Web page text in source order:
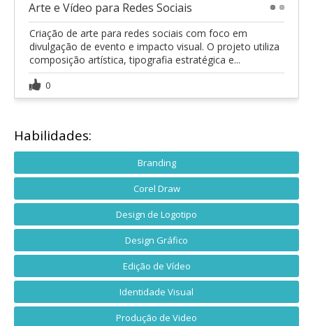
Arte e Vídeo para Redes Sociais
Criação de arte para redes sociais com foco em
divulgação de evento e impacto visual. O projeto utiliza
composição artística, tipografia estratégica e...
0
Habilidades:
Branding
Corel Draw
Design de Logotipo
Design Gráfico
Edição de Vídeo
Identidade Visual
Produção de Video